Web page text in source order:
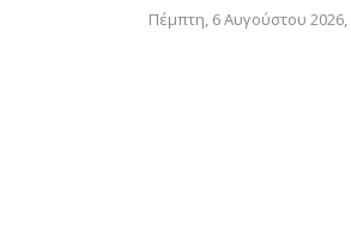
Πέμπτη, 6 Αυγούστου 2026,